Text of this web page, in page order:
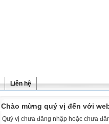
Liên hệ
Chào mừng quý vị đến với
Quý vị chưa đăng nhập hoặc chưa